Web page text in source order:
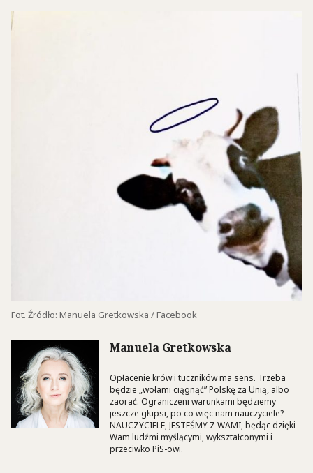
Fot. Źródło: Manuela Gretkowska / Facebook
Manuela Gretkowska
Opłacenie krów i tuczników ma sens. Trzeba
będzie „wołami ciągnąć” Polskę za Unią, albo
zaorać. Ograniczeni warunkami będziemy
jeszcze głupsi, po co więc nam nauczyciele?
NAUCZYCIELE, JESTEŚMY Z WAMI, będąc dzięki
Wam ludźmi myślącymi, wykształconymi i
przeciwko PiS-owi.